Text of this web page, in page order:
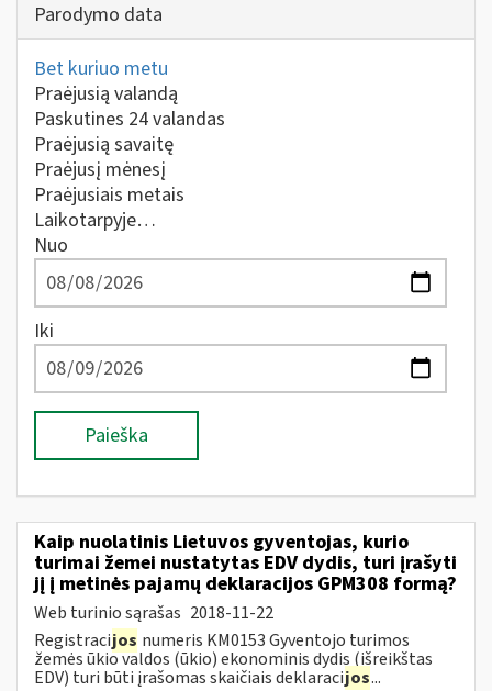
Parodymo data
Bet kuriuo metu
Praėjusią valandą
Paskutines 24 valandas
Praėjusią savaitę
Praėjusį mėnesį
Praėjusiais metais
Laikotarpyje…
Nuo
Iki
Paieška
Kaip nuolatinis Lietuvos gyventojas, kurio
turimai žemei nustatytas EDV dydis, turi įrašyti
jį į metinės pajamų deklaracijos GPM308 formą?
Web turinio sąrašas 2018-11-22
Registracijos numeris KM0153 Gyventojo turimos
žemės ūkio valdos (ūkio) ekonominis dydis (išreikštas
EDV) turi būti įrašomas skaičiais deklaracijos...